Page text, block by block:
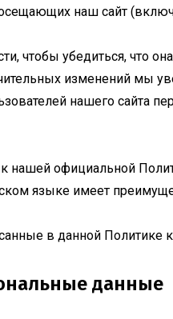
наш сайт
убедиться, что она
изменений мы
нашего сайта
нашей официальной
языке имеет
в данной Политике
данные